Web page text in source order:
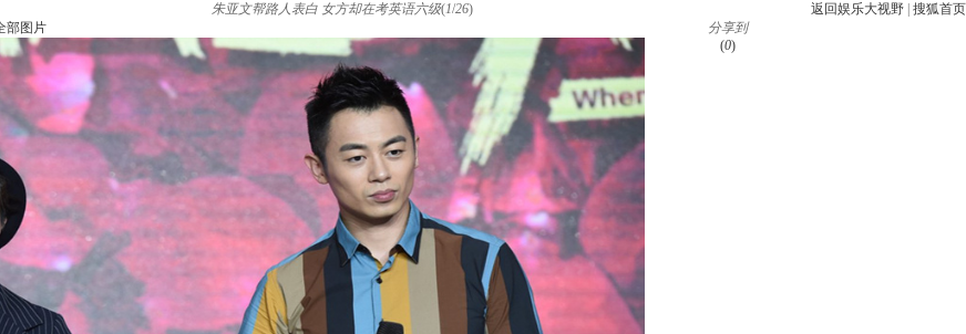
返回娱乐大视野 搜狐首页
朱亚文帮路人表白 女方却在考英语六级(1/26)
部图片
分享到
(0)